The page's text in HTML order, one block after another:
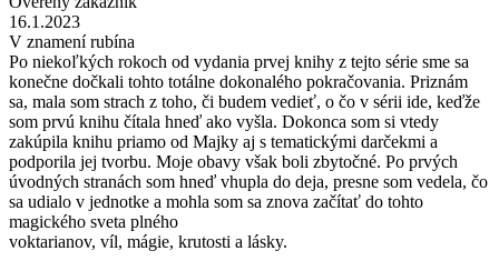
16.1.2023
V znamení rubína
Po niekoľkých rokoch od vydania prvej knihy z tejto série sme sa
konečne dočkali tohto totálne dokonalého pokračovania. Priznám
sa, mala som strach z toho, či budem vedieť, o čo v sérii ide, keďže
som prvú knihu čítala hneď ako vyšla. Dokonca som si vtedy
zakúpila knihu priamo od Majky aj s tematickými darčekmi a
podporila jej tvorbu. Moje obavy však boli zbytočné. Po prvých
úvodných stranách som hneď vhupla do deja, presne som vedela, čo
sa udialo v jednotke a mohla som sa znova začítať do tohto
magického sveta plného
voktarianov, víl, mágie, krutosti a lásky.